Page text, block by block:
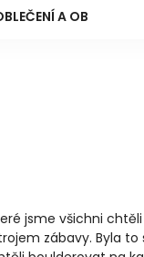
A OBUV
jsme všichni
zábavy. Byla